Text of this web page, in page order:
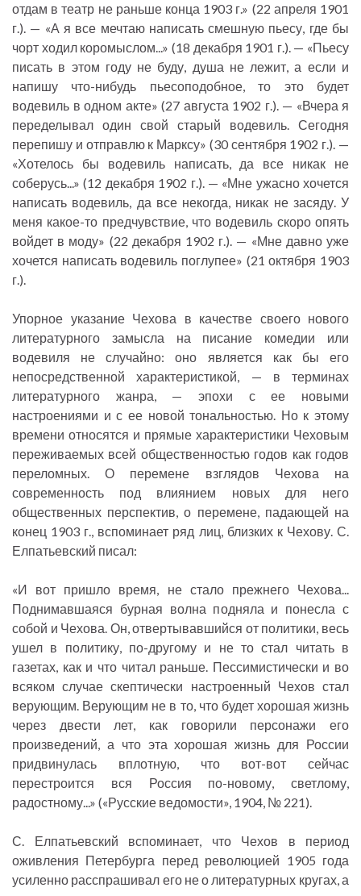
отдам в театр не раньше конца 1903 г.» (22 апреля 1901
г.). — «А я все мечтаю написать смешную пьесу, где бы
чорт ходил коромыслом...» (18 декабря 1901 г.). — «Пьесу
писать в этом году не буду, душа не лежит, а если и
напишу что-нибудь пьесоподобное, то это будет
водевиль в одном акте» (27 августа 1902 г.). — «Вчера я
переделывал один свой старый водевиль. Сегодня
перепишу и отправлю к Марксу» (30 сентября 1902 г.). —
«Хотелось бы водевиль написать, да все никак не
соберусь...» (12 декабря 1902 г.). — «Мне ужасно хочется
написать водевиль, да все некогда, никак не засяду. У
меня какое-то предчувствие, что водевиль скоро опять
войдет в моду» (22 декабря 1902 г.). — «Мне давно уже
хочется написать водевиль поглупее» (21 октября 1903
г.).
Упорное указание Чехова в качестве своего нового
литературного замысла на писание комедии или
водевиля не случайно: оно является как бы его
непосредственной характеристикой, — в терминах
литературного жанра, — эпохи с ее новыми
настроениями и с ее новой тональностью. Но к этому
времени относятся и прямые характеристики Чеховым
переживаемых всей общественностью годов как годов
переломных. О перемене взглядов Чехова на
современность под влиянием новых для него
общественных перспектив, о перемене, падающей на
конец 1903 г., вспоминает ряд лиц, близких к Чехову. С.
Елпатьевский писал:
«И вот пришло время, не стало прежнего Чехова...
Поднимавшаяся бурная волна подняла и понесла с
собой и Чехова. Он, отвертывавшийся от политики, весь
ушел в политику, по-другому и не то стал читать в
газетах, как и что читал раньше. Пессимистически и во
всяком случае скептически настроенный Чехов стал
верующим. Верующим не в то, что будет хорошая жизнь
через двести лет, как говорили персонажи его
произведений, а что эта хорошая жизнь для России
придвинулась вплотную, что вот-вот сейчас
перестроится вся Россия по-новому, светлому,
радостному...» («Русские ведомости», 1904, № 221).
С. Елпатьевский вспоминает, что Чехов в период
оживления Петербурга перед революцией 1905 года
усиленно расспрашивал его не о литературных кругах, а